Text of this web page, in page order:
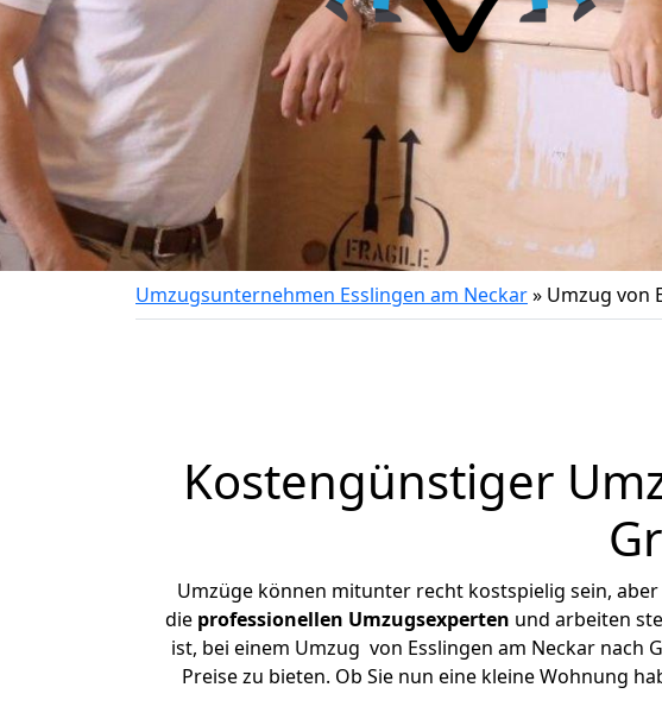
Umzugsunternehmen Esslingen am Neckar» Umzug von
Kostengünstiger
Umzüge können mitunter recht kostspielig sein,
die professionellen Umzugsexperten und arbeiten
ist, bei einem Umzug von Esslingen am Neckar nach
Preise zu bieten. Ob Sie nun eine kleine Wohnung